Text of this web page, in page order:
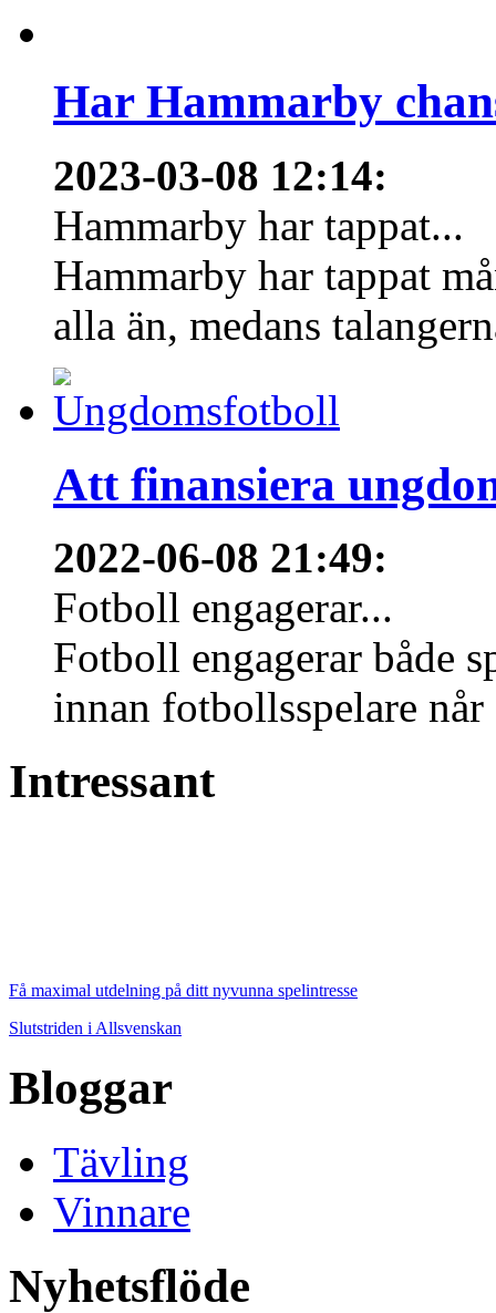
Har Hammarby
2023-03-08 12:14:
Hammarby har tappat...
Hammarby har tappat
alla än, medans
Att finansiera
2022-06-08 21:49:
Fotboll engagerar...
Fotboll engagerar både
innan fotbollsspelare
Intressant
Få maximal utdelning på ditt nyvunna spelintresse
Slutstriden i Allsvenskan
Bloggar
Tävling
Vinnare
Nyhetsflöde